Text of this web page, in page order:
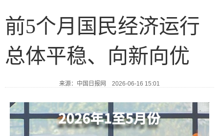
前5个月国民经济运行
总体平稳、向新向优
来源：中国日报网 2026-06-16 15:01